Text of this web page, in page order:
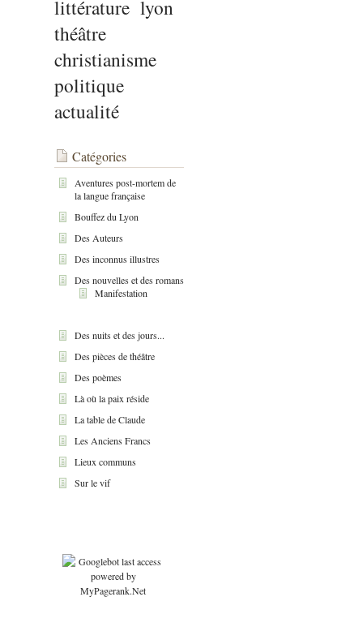
littérature lyon
théâtre
christianisme
politique
actualité
Catégories
Aventures post-mortem de
la langue française
Bouffez du Lyon
Des Auteurs
Des inconnus illustres
Des nouvelles et des romans
Manifestation
Des nuits et des jours...
Des pièces de théâtre
Des poèmes
Là où la paix réside
La table de Claude
Les Anciens Francs
Lieux communs
Sur le vif